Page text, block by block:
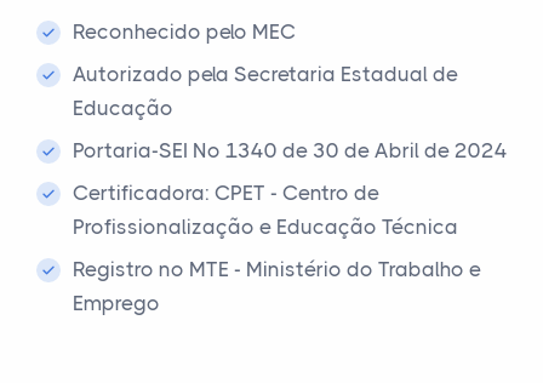
Reconhecido pelo MEC
Autorizado pela Secretaria Estadual de
Educação
Portaria-SEI Nº 1340 de 30 de Abril de 2024
Certificadora: CPET - Centro de
Profissionalização e Educação Técnica
Registro no MTE - Ministério do Trabalho e
Emprego